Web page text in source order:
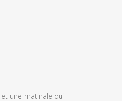
et une matinale qui